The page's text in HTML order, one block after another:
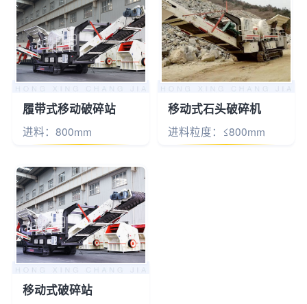
履带式移动破碎站
进料：800mm
移动式石头破碎机
进料粒度：≤800mm
移动式破碎站